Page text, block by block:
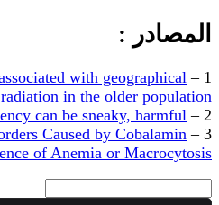
المصادر :
1 –
with geographical
in the older population
2 –
can be sneaky, harmful
3 –
Caused by Cobalamin
of Anemia or Macrocytosis